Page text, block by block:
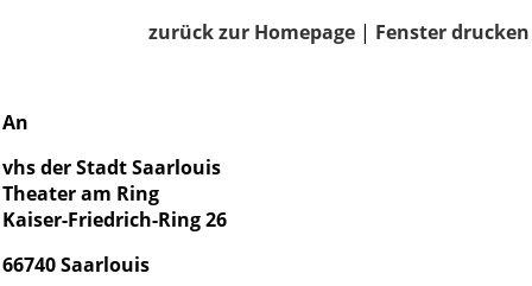
zurück zur Homepage | Fenster drucken
An
vhs der Stadt Saarlouis
Theater am Ring
Kaiser-Friedrich-Ring 26
66740 Saarlouis